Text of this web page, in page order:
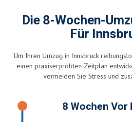
Die 8-Wochen-
Für
Um Ihren Umzug in Innsbruck
einen praxiserprobten Zeitplan
vermeiden Sie Stress und
8 Wochen Vor